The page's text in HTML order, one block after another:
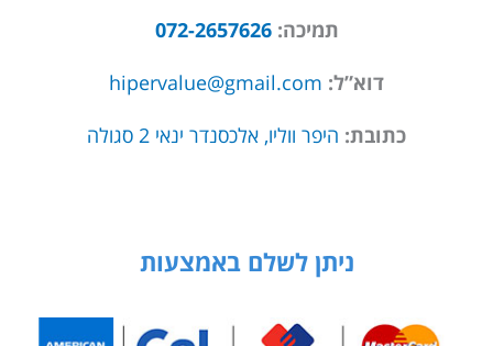
תמיכה:072-2657626
דוא”ל: hipervalue@gmail.com
כתובת: היפר ווליו, אלכסנדר ינאי 2 סגולה
ניתן לשלם באמצעות